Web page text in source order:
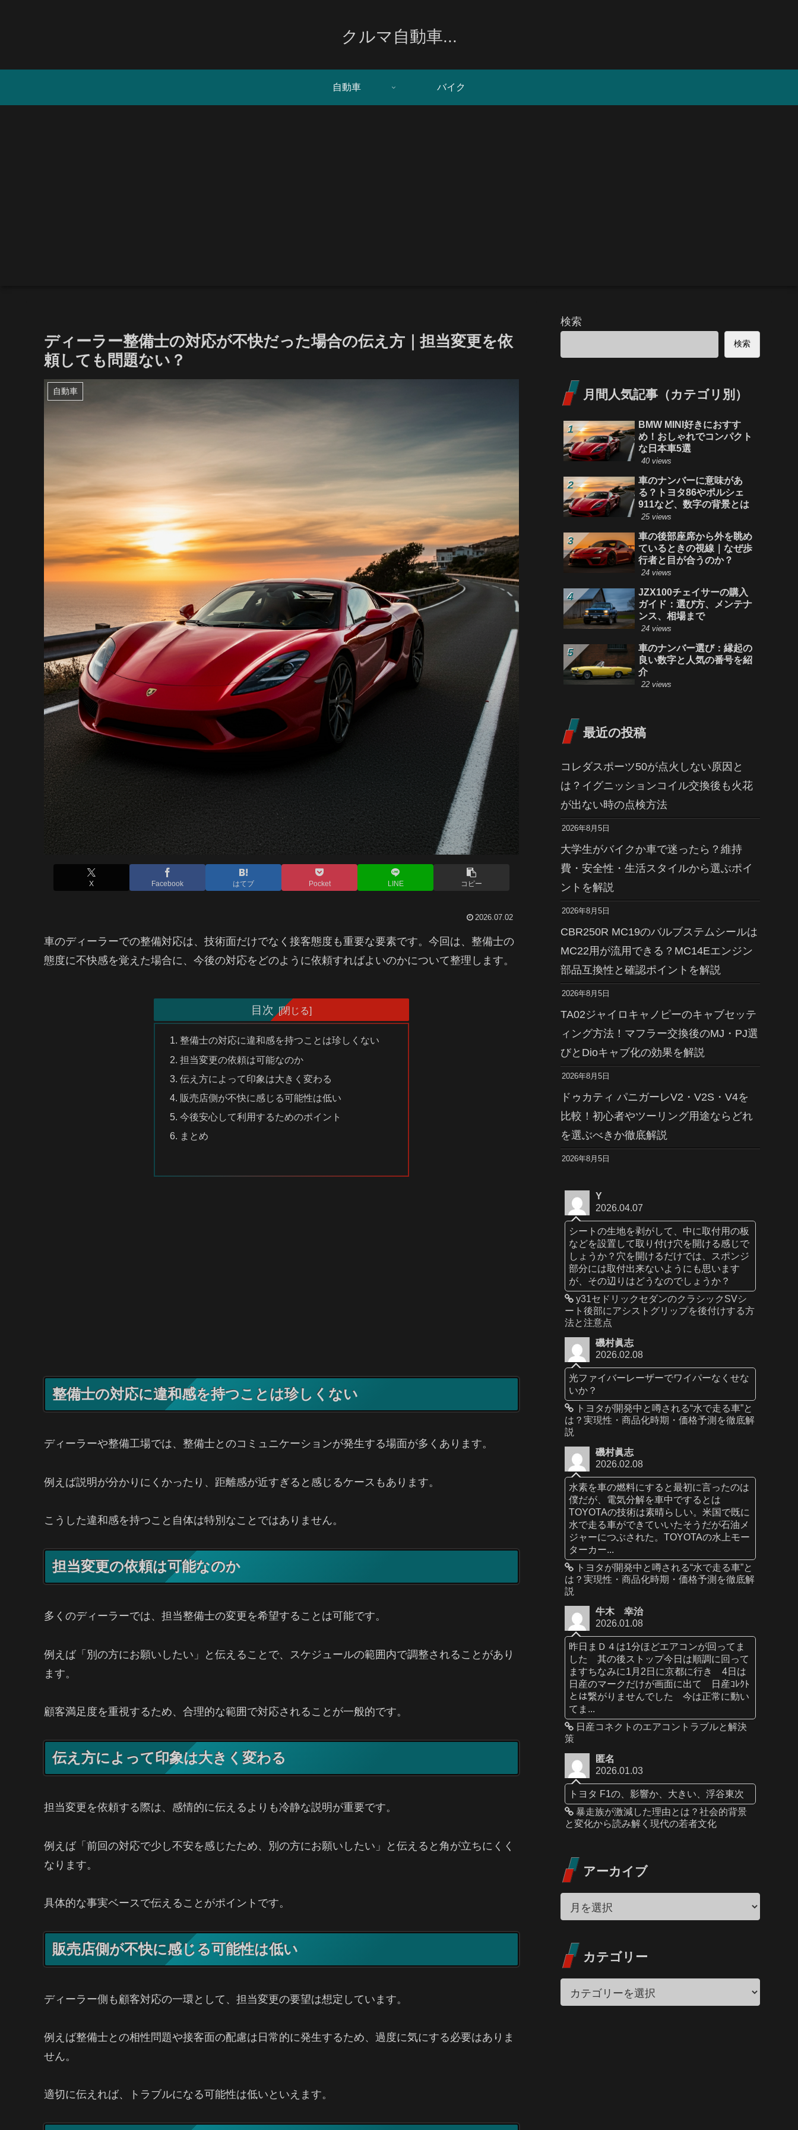
クルマ自動車...
自動車 バイク
ディーラー整備士の対応が不快だった場合の伝え方｜担当変更を依
頼しても問題ない？
自動車
X Facebook はてブ Pocket LINE コピー
2026.07.02
車のディーラーでの整備対応は、技術面だけでなく接客態度も重要な要素です。今回は、整備士の
態度に不快感を覚えた場合に、今後の対応をどのように依頼すればよいのかについて整理します。
目次
整備士の対応に違和感を持つことは珍しくない
担当変更の依頼は可能なのか
伝え方によって印象は大きく変わる
販売店側が不快に感じる可能性は低い
今後安心して利用するためのポイント
まとめ
整備士の対応に違和感を持つことは珍しくない
ディーラーや整備工場では、整備士とのコミュニケーションが発生する場面が多くあります。
例えば説明が分かりにくかったり、距離感が近すぎると感じるケースもあります。
こうした違和感を持つこと自体は特別なことではありません。
担当変更の依頼は可能なのか
多くのディーラーでは、担当整備士の変更を希望することは可能です。
例えば「別の方にお願いしたい」と伝えることで、スケジュールの範囲内で調整されることがあり
ます。
顧客満足度を重視するため、合理的な範囲で対応されることが一般的です。
伝え方によって印象は大きく変わる
担当変更を依頼する際は、感情的に伝えるよりも冷静な説明が重要です。
例えば「前回の対応で少し不安を感じたため、別の方にお願いしたい」と伝えると角が立ちにくく
なります。
具体的な事実ベースで伝えることがポイントです。
販売店側が不快に感じる可能性は低い
ディーラー側も顧客対応の一環として、担当変更の要望は想定しています。
例えば整備士との相性問題や接客面の配慮は日常的に発生するため、過度に気にする必要はありま
せん。
適切に伝えれば、トラブルになる可能性は低いといえます。
検索
検索
月間人気記事（カテゴリ別）
BMW MINI好きにおすす
め！おしゃれでコンパクト
な日本車5選
40 views
車のナンバーに意味があ
る？トヨタ86やポルシェ
911など、数字の背景とは
25 views
車の後部座席から外を眺め
ているときの視線｜なぜ歩
行者と目が合うのか？
24 views
JZX100チェイサーの購入
ガイド：選び方、メンテナ
ンス、相場まで
24 views
車のナンバー選び：縁起の
良い数字と人気の番号を紹
介
22 views
最近の投稿
コレダスポーツ50が点火しない原因と
は？イグニッションコイル交換後も火花
が出ない時の点検方法
2026年8月5日
大学生がバイクか車で迷ったら？維持
費・安全性・生活スタイルから選ぶポイ
ントを解説
2026年8月5日
CBR250R MC19のバルブステムシールは
MC22用が流用できる？MC14Eエンジン
部品互換性と確認ポイントを解説
2026年8月5日
TA02ジャイロキャノピーのキャブセッテ
ィング方法！マフラー交換後のMJ・PJ選
びとDioキャブ化の効果を解説
2026年8月5日
ドゥカティ パニガーレV2・V2S・V4を
比較！初心者やツーリング用途ならどれ
を選ぶべきか徹底解説
2026年8月5日
Y
2026.04.07
シートの生地を剥がして、中に取付用の板
などを設置して取り付け穴を開ける感じで
しょうか？穴を開けるだけでは、スポンジ
部分には取付出来ないようにも思います
が、その辺りはどうなのでしょうか？
y31セドリックセダンのクラシックSVシ
ート後部にアシストグリップを後付けする方
法と注意点
磯村眞志
2026.02.08
光ファイバーレーザーでワイパーなくせな
いか？
トヨタが開発中と噂される“水で走る車”と
は？実現性・商品化時期・価格予測を徹底解
説
磯村眞志
2026.02.08
水素を車の燃料にすると最初に言ったのは
僕だが、電気分解を車中でするとは
TOYOTAの技術は素晴らしい。米国で既に
水で走る車ができていいたそうだが石油メ
ジャーにつぶされた。TOYOTAの水上モー
ターカー...
トヨタが開発中と噂される“水で走る車”と
は？実現性・商品化時期・価格予測を徹底解
説
牛木 幸治
2026.01.08
昨日まＤ４は1分ほどエアコンが回ってま
した 其の後ストップ今日は順調に回って
ますちなみに1月2日に京都に行き 4日は
日産のマークだけが画面に出て 日産ｺﾚｸﾄ
とは繋がりませんでした 今は正常に動い
てま...
日産コネクトのエアコントラブルと解決
策
匿名
2026.01.03
トヨタ F1の、影響か、大きい、浮谷東次
暴走族が激減した理由とは？社会的背景
と変化から読み解く現代の若者文化
アーカイブ
カテゴリー